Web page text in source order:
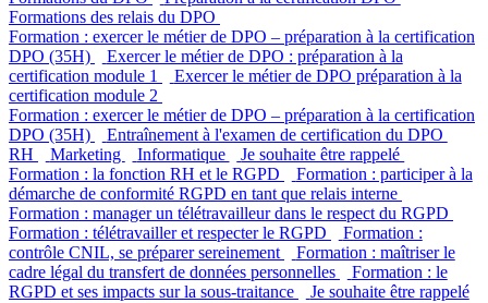
Formations des relais du DPO
Formation : exercer le métier de DPO – préparation à la certification
DPO (35H)
Exercer le métier de DPO : préparation à la
certification module 1
Exercer le métier de DPO préparation à la
certification module 2
Formation : exercer le métier de DPO – préparation à la certification
DPO (35H)
Entraînement à l'examen de certification du DPO
RH
Marketing Informatique
Je souhaite être rappelé
Formation : la fonction RH et le RGPD
Formation : participer à la
démarche de conformité RGPD en tant que relais interne
Formation : manager un télétravailleur dans le respect du RGPD
Formation : télétravailler et respecter le RGPD
Formation :
contrôle CNIL, se préparer sereinement
Formation : maîtriser le
cadre légal du transfert de données personnelles
Formation : le
RGPD et ses impacts sur la sous-traitance
Je souhaite être rappelé